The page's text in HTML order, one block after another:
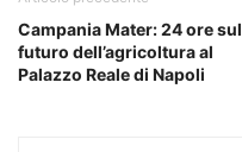
Campania Mater: 24 ore sul
futuro dell’agricoltura al
Palazzo Reale di Napoli